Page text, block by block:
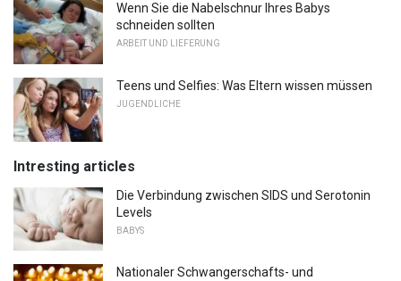
Wenn Sie die Nabelschnur Ihres Babys
schneiden sollten
ARBEIT UND LIEFERUNG
Teens und Selfies: Was Eltern wissen müssen
JUGENDLICHE
Intresting articles
Die Verbindung zwischen SIDS und Serotonin
Levels
BABYS
Nationaler Schwangerschafts- und